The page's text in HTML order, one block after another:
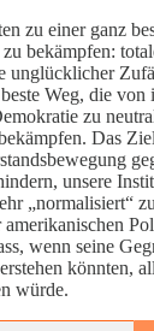
zu einer ganz
bekämpfen:
unglücklicher
Weg, die von
zu
Das
unsere
„normalisiert“
amerikanischen
wenn seine
könnten,
würde.